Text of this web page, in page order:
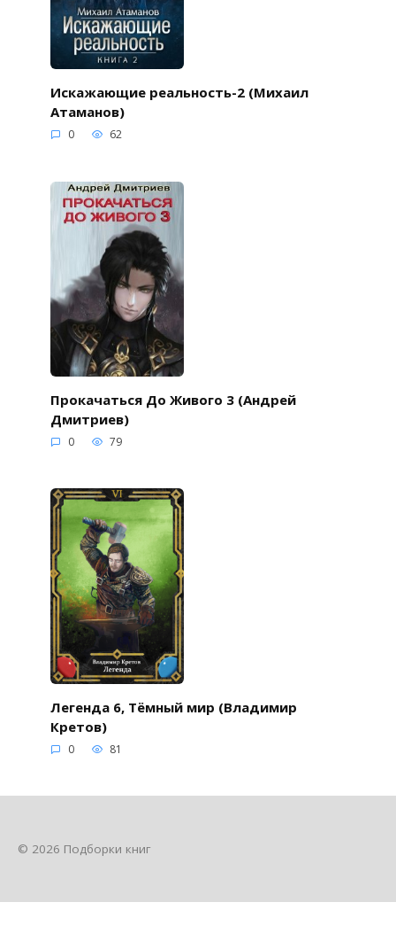
Искажающие реальность-2 (Михаил
Атаманов)
0 62
Прокачаться До Живого 3 (Андрей
Дмитриев)
0 79
Легенда 6, Тёмный мир (Владимир
Кретов)
0 81
© 2026 Подборки книг